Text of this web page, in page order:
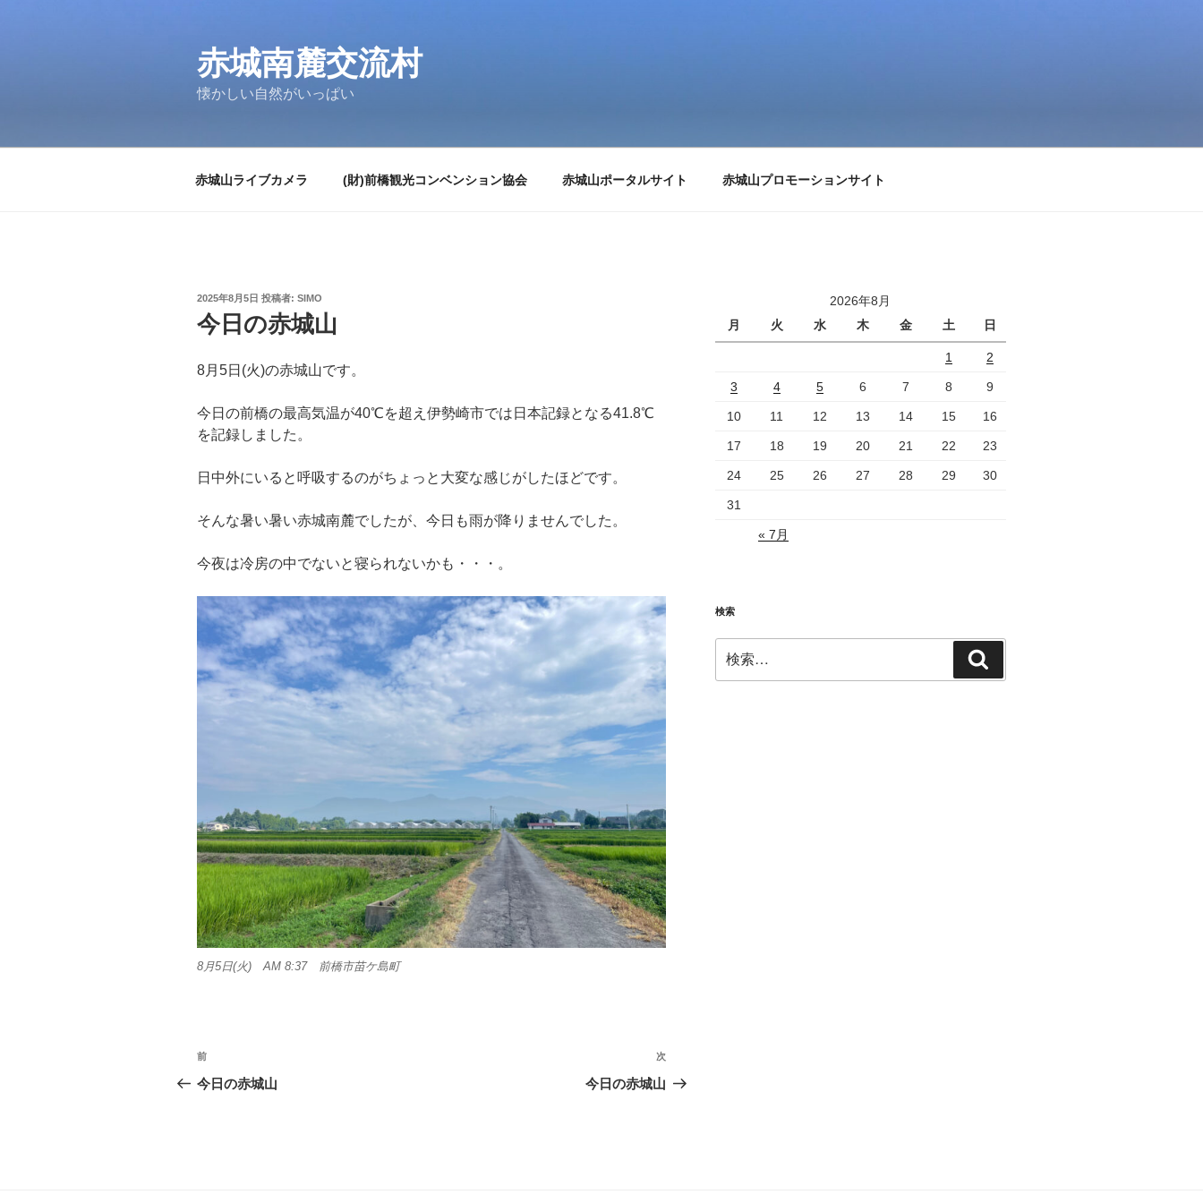
赤城南麓交流村
懐かしい自然がいっぱい
赤城山ライブカメラ (財)前橋観光コンベンション協会 赤城山ポータルサイト 赤城山プロモーションサイト
投
日:
2025年8月5日 投稿者: SIMO
今日の赤城山
8月5日(火)の赤城山です。
今日の前橋の最高気温が40℃を超え伊勢崎市では日本記録となる41.8℃
を記録しました。
日中外にいると呼吸するのがちょっと大変な感じがしたほどです。
そんな暑い暑い赤城南麓でしたが、今日も雨が降りませんでした。
今夜は冷房の中でないと寝られないかも・・・。
8月5日(火) AM 8:37 前橋市苗ケ島町
投
稿
前
の
前
今日の赤城山
次
の
次
今日の赤城山
2026年8月
月
火 水 木 金 土 日
1 2
3 4 5 6 7 8 9
10 11 12 13 14 15 16
17 18 19 20 21 22 23
24 25 26 27 28 29 30
31
« 7月
検索
索:
索